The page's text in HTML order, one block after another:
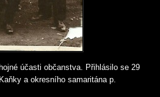
účasti občanstva. Přihlásilo se 29
a okresního samaritána p.